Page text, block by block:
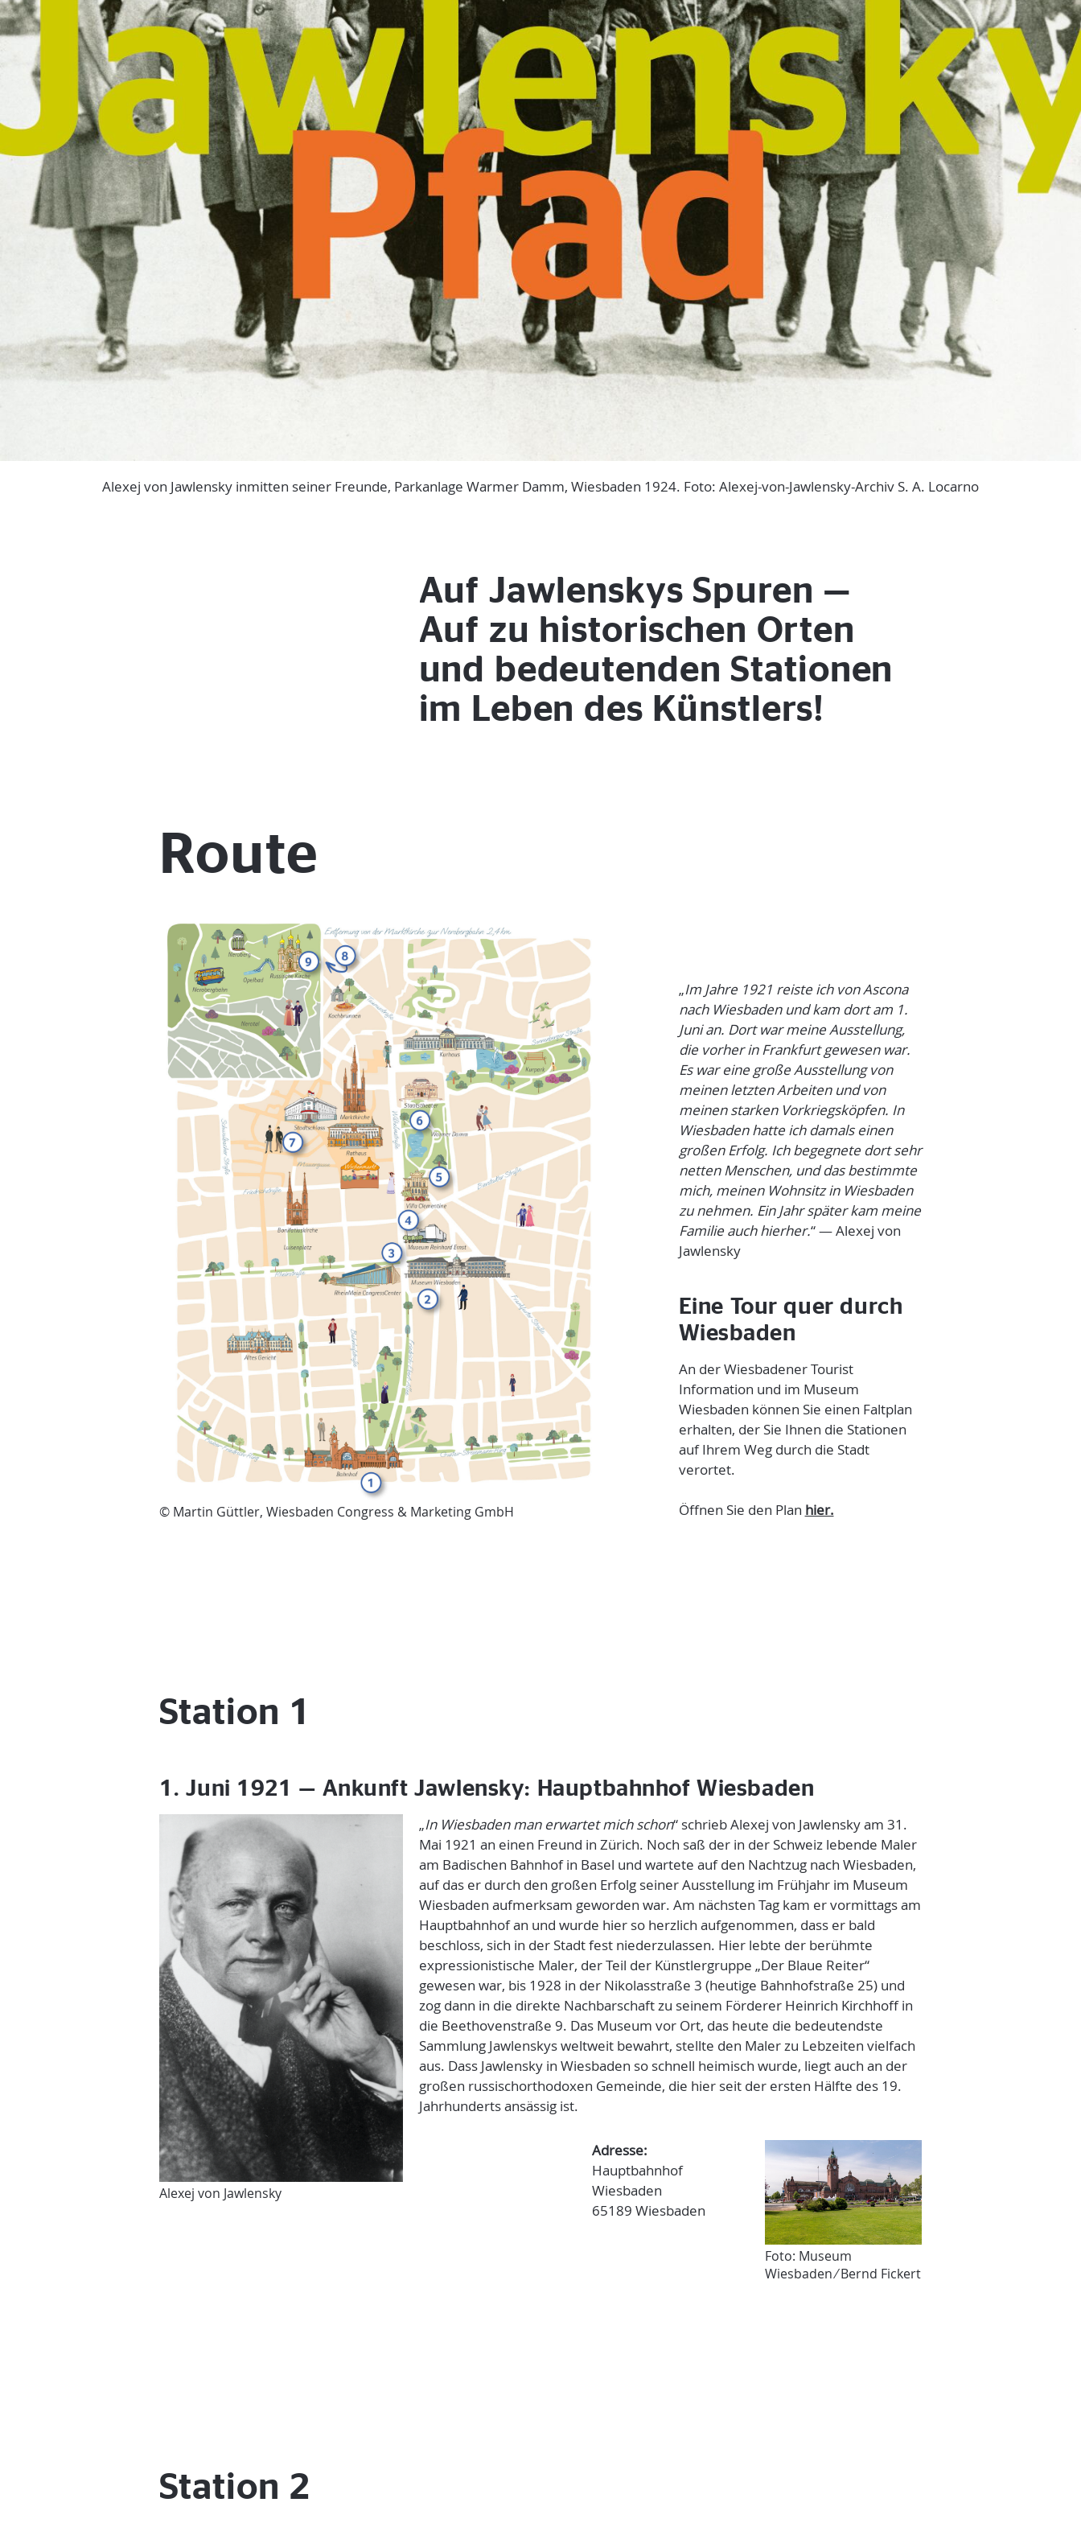
Alexej von Jawlensky inmitten seiner Freunde, Parkanlage Warmer Damm, Wiesbaden 1924. Foto: Alexej-von-Jawlensky-Archiv S. A. Locarno
Auf Jawlenskys Spuren —
Auf zu historischen Orten
und bedeutenden Stationen
im Leben des Künstlers!
Route
© Martin Güttler, Wiesbaden Congress & Marketing GmbH
„Im Jahre 1921 reiste ich von Ascona
nach Wiesbaden und kam dort am 1.
Juni an. Dort war meine Ausstellung,
die vorher in Frankfurt gewesen war.
Es war eine große Ausstellung von
meinen letzten Arbeiten und von
meinen starken Vorkriegsköpfen. In
Wiesbaden hatte ich damals einen
großen Erfolg. Ich begegnete dort sehr
netten Menschen, und das bestimmte
mich, meinen Wohnsitz in Wiesbaden
zu nehmen. Ein Jahr später kam meine
Familie auch hierher.“ — Alexej von
Jawlensky
Eine Tour quer durch
Wiesbaden
An der Wiesbadener Tourist
Information und im Museum
Wiesbaden können Sie einen Faltplan
erhalten, der Sie Ihnen die Stationen
auf Ihrem Weg durch die Stadt
verortet.
Öffnen Sie den Plan hier.
Station 1
1. Juni 1921 — Ankunft Jawlensky: Hauptbahnhof Wiesbaden
Alexej von Jawlensky
„In Wiesbaden man erwartet mich schon“ schrieb Alexej von Jawlensky am 31.
Mai 1921 an einen Freund in Zürich. Noch saß der in der Schweiz lebende Maler
am Badischen Bahnhof in Basel und wartete auf den Nachtzug nach Wiesbaden,
auf das er durch den großen Erfolg seiner Ausstellung im Frühjahr im Museum
Wiesbaden aufmerksam geworden war. Am nächsten Tag kam er vormittags am
Hauptbahnhof an und wurde hier so herzlich aufgenommen, dass er bald
beschloss, sich in der Stadt fest niederzulassen. Hier lebte der berühmte
expressionistische Maler, der Teil der Künstlergruppe „Der Blaue Reiter“
gewesen war, bis 1928 in der Nikolasstraße 3 (heutige Bahnhofstraße 25) und
zog dann in die direkte Nachbarschaft zu seinem Förderer Heinrich Kirchhoff in
die Beethovenstraße 9. Das Museum vor Ort, das heute die bedeutendste
Sammlung Jawlenskys weltweit bewahrt, stellte den Maler zu Lebzeiten vielfach
aus. Dass Jawlensky in Wiesbaden so schnell heimisch wurde, liegt auch an der
großen russischorthodoxen Gemeinde, die hier seit der ersten Hälfte des 19.
Jahrhunderts ansässig ist.
Adresse:
Hauptbahnhof
Wiesbaden
65189 Wiesbaden
Foto: Museum
Wiesbaden ⁄ Bernd Fickert
Station 2